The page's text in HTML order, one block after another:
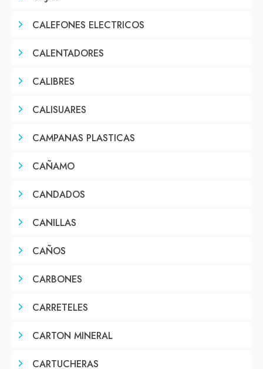
CALEFONES ELECTRICOS
CALENTADORES
CALIBRES
CALISUARES
CAMPANAS PLASTICAS
CAÑAMO
CANDADOS
CANILLAS
CAÑOS
CARBONES
CARRETELES
CARTON MINERAL
CARTUCHERAS